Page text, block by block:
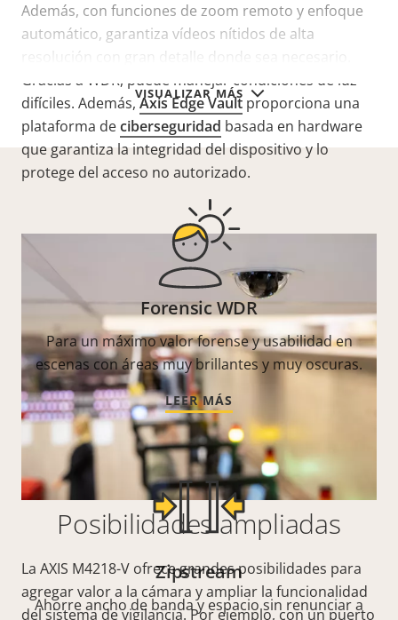
VISUALIZAR MÁS
Además, con funciones de zoom remoto y enfoque
automático, garantiza vídeos nítidos de alta
resolución con gran detalle donde sea necesario.
Gracias a WDR, puede manejar condiciones de luz
difíciles. Además,Axis Edge Vault proporciona una
plataforma deciberseguridad basada en hardware
que garantiza la integridad del dispositivo y lo
protege del acceso no autorizado.
Posibilidades ampliadas
La AXIS M4218-V ofrece grandes posibilidades para
agregar valor a la cámara y ampliar la funcionalidad
del sistema de vigilancia. Por ejemplo, con un puerto
Forensic WDR
Para un máximo valor forense y usabilidad en
escenas con áreas muy brillantes y muy oscuras.
LEER MÁS
Zipstream
Ahorre ancho de banda y espacio sin renunciar a